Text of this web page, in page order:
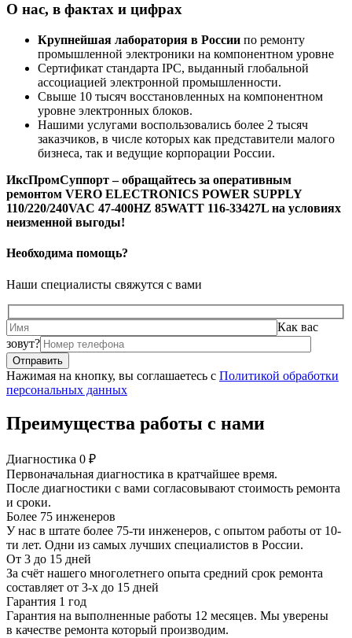
О нас, в фактах и цифрах
Крупнейшая лаборатория в России по ремонту
промышленной электроники на компонентном уровне
Сертификат стандарта IPC, выданный глобальной
ассоциацией электронной промышленности.
Свыше 10 тысяч восстановленных на компонентном
уровне электронных блоков.
Нашими услугами воспользовались более 2 тысяч
заказчиков, в числе которых как представители малого
бизнеса, так и ведущие корпорации России.
ИксПромСуппорт – обращайтесь за оперативным
ремонтом VERO ELECTRONICS POWER SUPPLY
110/220/240VAC 47-400HZ 85WATT 116-33427L на условиях
неизменной выгоды!
Необходима помощь?
Наши специалисты свяжутся с вами
Как вас
зовут?
Нажимая на кнопку, вы соглашаетесь с Политикой обработки
персональных данных
Преимущества работы с нами
Диагностика 0 ₽
Первоначальная диагностика в кратчайшее время.
После диагностики с вами согласовывают стоимость ремонта
и сроки.
Более 75 инженеров
У нас в штате более 75-ти инженеров, с опытом работы от 10-
ти лет. Одни из самых лучших специалистов в России.
От 3 до 15 дней
За счёт нашего многолетнего опыта средний срок ремонта
составляет от 3-х до 15 дней
Гарантия 1 год
Гарантия на выполненные работы 12 месяцев. Мы уверены
в качестве ремонта который производим.